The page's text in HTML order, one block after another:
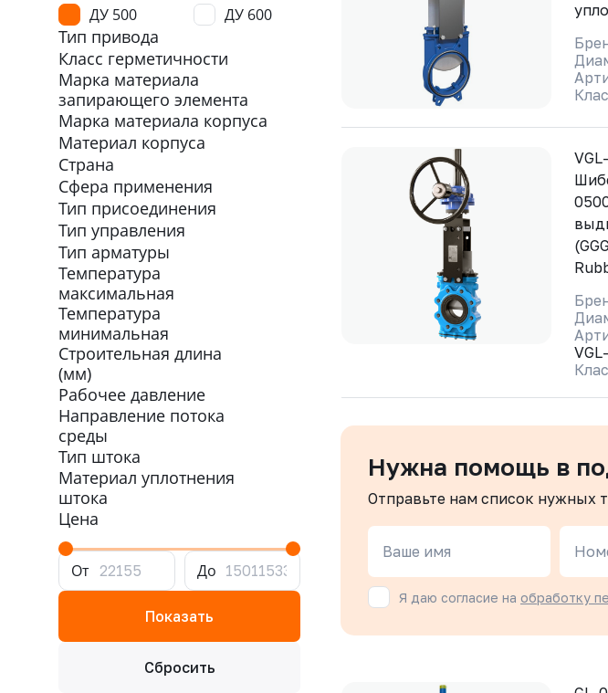
ДУ 500
ДУ 600
ДУ 800
ДУ 1500
Тип привода
Класс герметичности
Марка материала
запирающего элемента
Марка материала корпуса
Материал корпуса
Страна
Сфера применения
Тип присоединения
Тип управления
Тип арматуры
Температура
максимальная
Температура
минимальная
Строительная длина
(мм)
Рабочее давление
Направление потока
среды
Тип штока
Материал уплотнения
штока
Цена
От До
Нужна помощь в
Отправьте нам список нужных
Ваше имя
Я даю согласие на обработку